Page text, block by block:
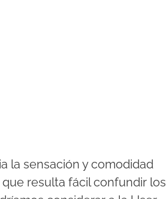
la sensación y comodidad
resulta fácil confundir los